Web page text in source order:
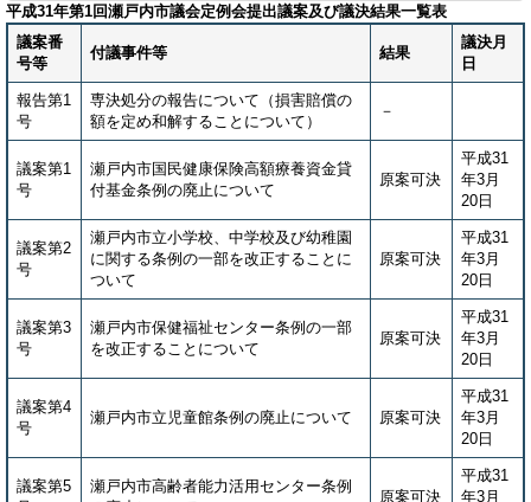
平成31年第1回瀬戸内市議会定例会提出議案及び議決結果一覧表
議案番
号等
付議事件等 結果
議決月
日
報告第1
号
専決処分の報告について（損害賠償の
額を定め和解することについて）
－
議案第1
号
瀬戸内市国民健康保険高額療養資金貸
付基金条例の廃止について
原案可決
平成31
年3月
20日
議案第2
号
瀬戸内市立小学校、中学校及び幼稚園
に関する条例の一部を改正することに
ついて
原案可決
平成31
年3月
20日
議案第3
号
瀬戸内市保健福祉センター条例の一部
を改正することについて
原案可決
平成31
年3月
20日
議案第4
号
瀬戸内市立児童館条例の廃止について 原案可決
平成31
年3月
20日
議案第5
瀬戸内市高齢者能力活用センター条例
原案可決
平成31
年3月